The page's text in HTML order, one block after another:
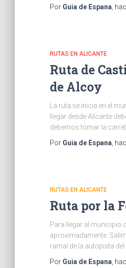
Por Guia de Espana ,
RUTAS EN ALICANTE
Ruta de
de Alcoy
La ruta se inicia en el
llegar desde Alicante
debemos tomar la
Por Guia de Espana ,
RUTAS EN ALICANTE
Ruta por la
Para llegar al municipio
aproximadamente.
ramal de la autopista
Por Guia de Espana ,